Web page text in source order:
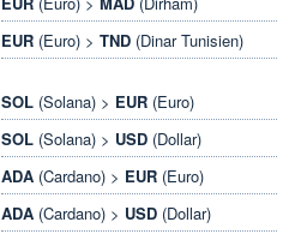
EUR(Euro) > TND(Dinar Tunisien)
SOL(Solana) > EUR(Euro)
SOL(Solana) > USD(Dollar)
ADA(Cardano) > EUR(Euro)
ADA(Cardano) > USD(Dollar)